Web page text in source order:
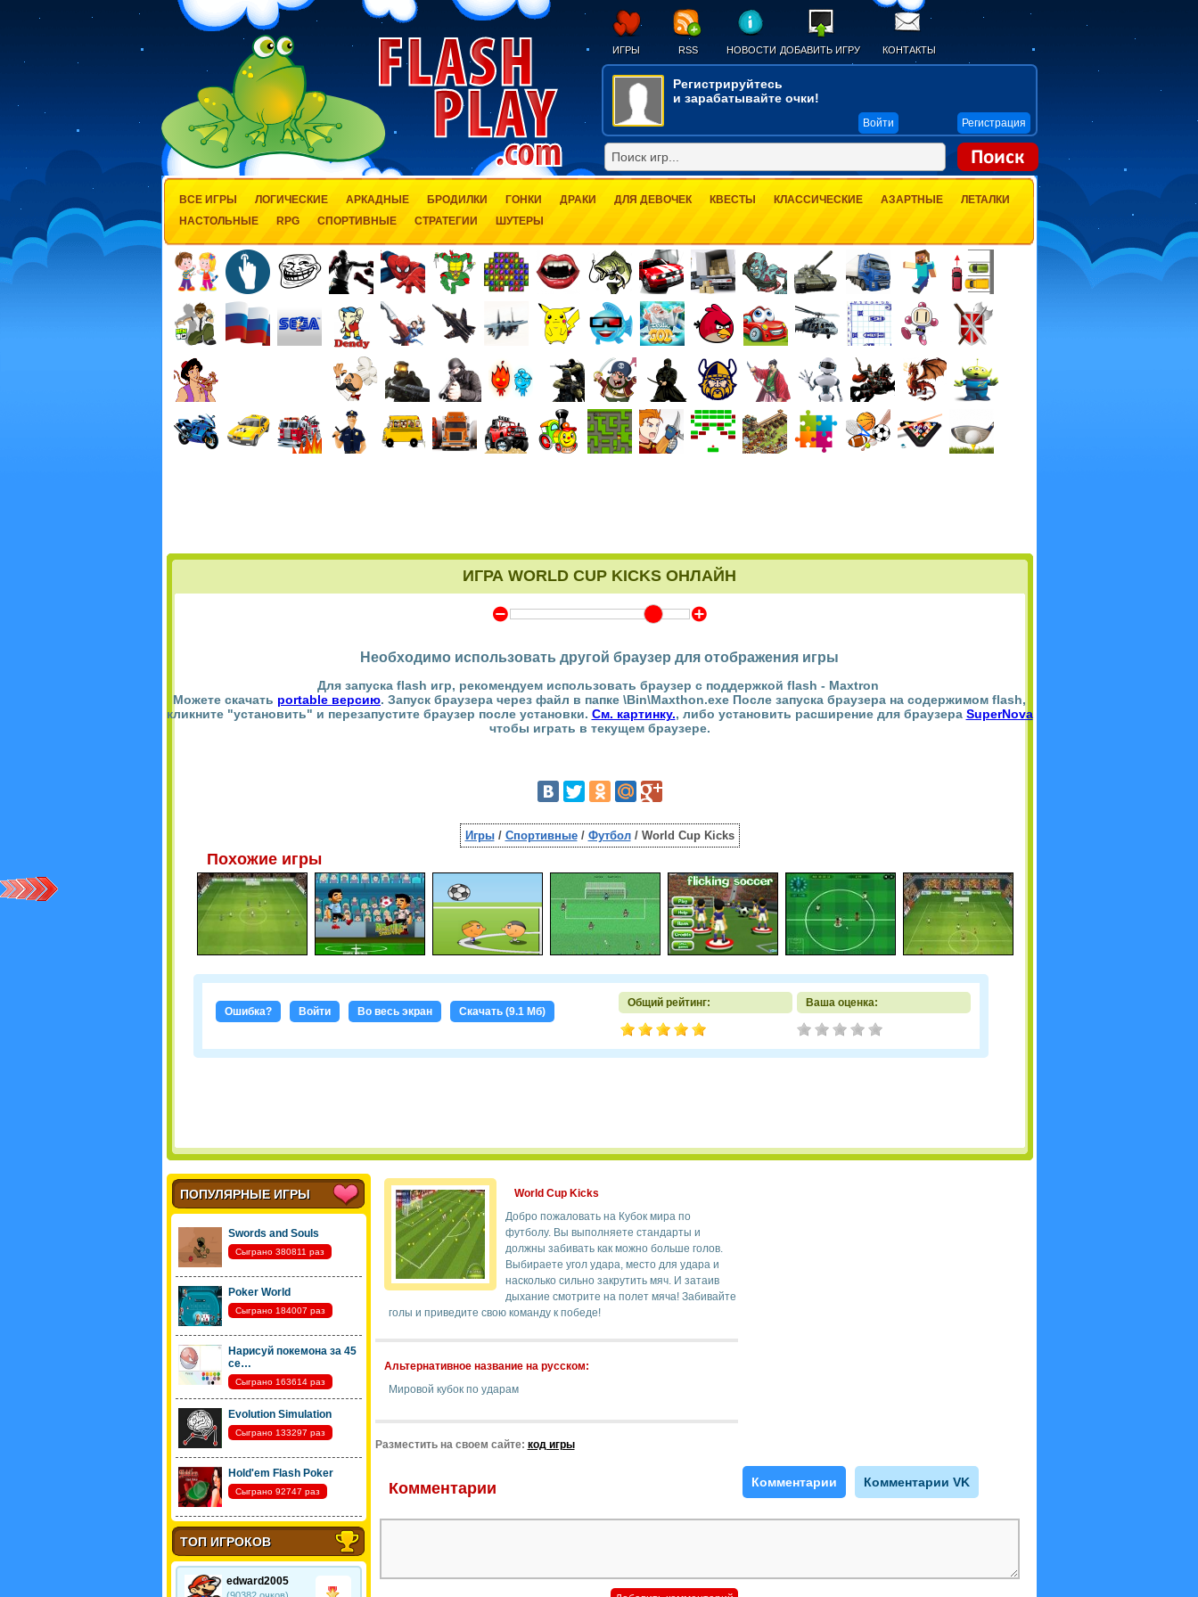
ИГРЫ RSS НОВОСТИ ДОБАВИТЬ ИГРУ КОНТАКТЫ
Регистрируйтесь
и зарабатывайте очки!
Войти Регистрация
ВСЕ ИГРЫ ЛОГИЧЕСКИЕ АРКАДНЫЕ БРОДИЛКИ ГОНКИ ДРАКИ ДЛЯ ДЕВОЧЕК КВЕСТЫ КЛАССИЧЕСКИЕ АЗАРТНЫЕ
ЛЕТАЛКИ
НАСТОЛЬНЫЕ
RPG СПОРТИВНЫЕ СТРАТЕГИИ ШУТЕРЫ
ИГРА WORLD CUP KIСKS ОНЛАЙН
Y Z
Необходимо использовать другой браузер для отображения игры
Для запуска flash игр, рекомендуем использовать браузер с поддержкой flash - Maxtron
Можете скачать portable версию. Запуск браузера через файл в папке \Bin\Maxthon.exe После запуска браузера на содержимом flash,
кликните "установить" и перезапустите браузер после установки. См. картинку., либо установить расширение для браузера SuperNova
чтобы играть в текущем браузере.
Игры/ Спортивные/ Футбол/ World Cup Kiсks
Похожие игры
Ошибка? Войти Во весь экран Скачать (9.1 Мб)
Общий рейтинг: Ваша оценка:
ПОПУЛЯРНЫЕ ИГРЫ
Swords and Souls
Сыграно 380811 раз
Poker World
Сыграно 184007 раз
Нарисуй покемона за 45
се…
Сыграно 163614 раз
Evolution Simulation
Сыграно 133297 раз
Hold'em Flash Poker
Сыграно 92747 раз
ТОП ИГРОКОВ
edward2005
World Cup Kiсks
Добро пожаловать на Кубок мира по
футболу. Вы выполняете стандарты и
должны забивать как можно больше голов.
Выбираете угол удара, место для удара и
насколько сильно закрутить мяч. И затаив
дыхание смотрите на полет мяча! Забивайте
голы и приведите свою команду к победе!
Альтернативное название на русском:
Мировой кубок по ударам
Разместить на своем сайте: код игры
Комментарии Комментарии Комментарии VK